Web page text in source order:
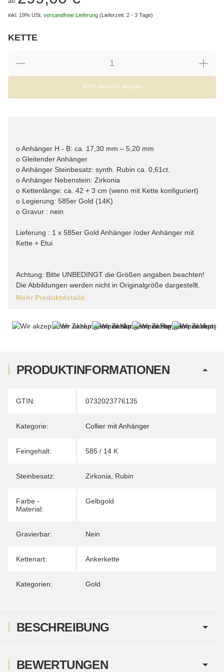
inkl. 19% USt. versandfreie Lieferung (Lieferzeit: 2 - 3 Tage)
KETTE
BITTE VARIANTE WÄHLEN
o Anhänger H - B: ca. 17,30 mm – 5,20 mm
o Gleitender Anhänger
o Anhänger Steinbesatz: synth. Rubin ca. 0,61ct.
o Anhänger Nebenstein: Zirkonia
o Kettenlänge: ca. 42 + 3 cm (wenn mit Kette konfiguriert)
o Legierung: 585er Gold (14K)
o Gravur : nein
Lieferung : 1 x 585er Gold Anhänger /oder Anhänger mit
Kette + Etui
Achtung: Bitte UNBEDINGT die Größen angaben beachten!
Die Abbildungen werden nicht in Originalgröße dargestellt.
Mehr Produktdetails
PRODUKTINFORMATIONEN
Produkteigenschaft
Wert
GTIN: 0732023776135
Kategorie: Collier mit Anhänger
Feingehalt: 585 / 14 K
Steinbesatz: Zirkonia Rubin
Farbe -
Material:
Gelbgold
Gravierbar: Nein
Kettenart: Ankerkette
Kategorien: Gold
BESCHREIBUNG
BEWERTUNGEN